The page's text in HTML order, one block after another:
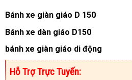
Bánh xe giàn giáo D 150
Bánh xe dàn giáo D150
bánh xe giàn giáo di động
Hỗ Trợ Trực Tuyến: